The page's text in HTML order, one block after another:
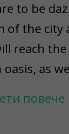
to be
of the city
reach
oasis, as
quarter of
повече